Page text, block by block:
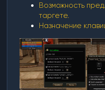
Возможность
таргете.
Назначение